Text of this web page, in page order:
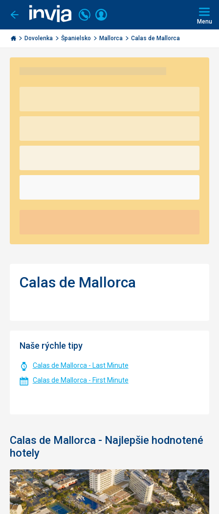
Ísť
späť
Invia.sk
Volajte
+421
2
3221
Prihlásiť
Menu
Dovolenka Španielsko Mallorca Calas de Mallorca
Calas de Mallorca
Naše rýchle tipy
Calas de Mallorca - Last Minute
Calas de Mallorca - First Minute
Calas de Mallorca - Najlepšie hodnotené
hotely